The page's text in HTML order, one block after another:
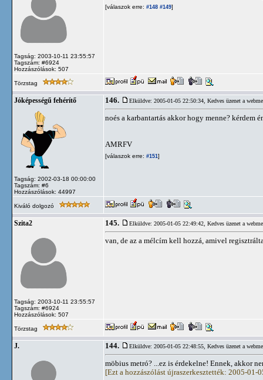
Tagság: 2003-10-11 23:55:57
Tagszám: #6924
Hozzászólások: 507
[válaszok erre: #148 #149]
Törzstag
Jóképességű fehérítő
Tagság: 2002-03-18 00:00:00
Tagszám: #6
Hozzászólások: 44997
146. Elküldve: 2005-01-05 22:50:34, Kedves üzenet a
noés a karbantartás akkor hogy menne? kérdem
AMRFV
[válaszok erre: #151]
Kiváló dolgozó
Szita2
Tagság: 2003-10-11 23:55:57
Tagszám: #6924
Hozzászólások: 507
145. Elküldve: 2005-01-05 22:49:42, Kedves üzenet a
van, de az a mélcím kell hozzá, amivel
Törzstag
J. 144. Elküldve: 2005-01-05 22:48:55, Kedves üzenet a
möbius metró? ...ez is érdekelne! Ennek, akkor
[Ezt a hozzászólást újraszerkesztették: 2005-01-